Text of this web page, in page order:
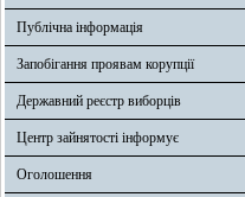
Публічна інформація
Запобігання проявам корупції
Державний реєстр виборців
Центр зайнятості інформує
Оголошення